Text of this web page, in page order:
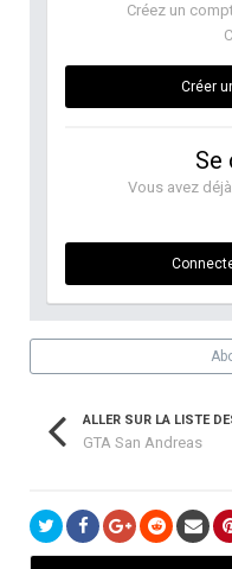
Créez un
Créer
Se
Vous avez
ALLER SUR LA LISTE
GTA San Andreas